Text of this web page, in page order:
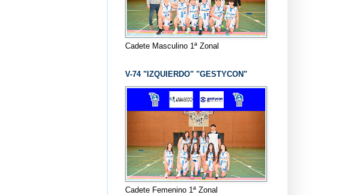
Cadete Masculino 1ª Zonal
V-74 "IZQUIERDO" "GESTYCON"
Cadete Femenino 1ª Zonal